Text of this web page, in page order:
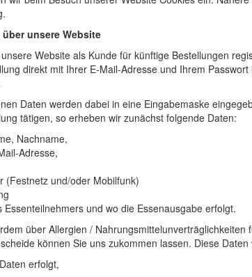
unsere Website
Website als Kunde für künftige Bestellungen
direkt mit Ihrer E-Mail-Adresse und Ihrem
Daten werden dabei in eine Eingabemaske
tätigen, so erheben wir zunächst folgende Daten:
Nachname,
Adresse,
(Festnetz und/oder Mobilfunk)
Essenteilnehmers und wo die Essenausgabe erfolgt.
über Allergien /
können Sie uns zukommen lassen. Diese
erfolgt,